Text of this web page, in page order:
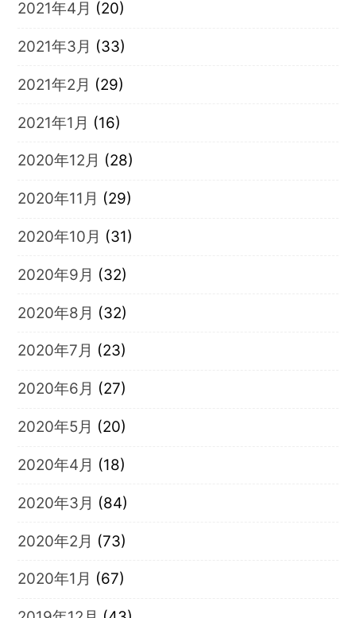
2021年4月 (20)
2021年3月 (33)
2021年2月 (29)
2021年1月 (16)
2020年12月 (28)
2020年11月 (29)
2020年10月 (31)
2020年9月 (32)
2020年8月 (32)
2020年7月 (23)
2020年6月 (27)
2020年5月 (20)
2020年4月 (18)
2020年3月 (84)
2020年2月 (73)
2020年1月 (67)